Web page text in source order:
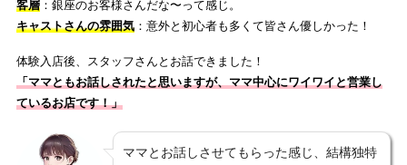
客層：銀座のお客様さんだな〜って感じ。
キャストさんの雰囲気：意外と初心者も多くて皆さん優しかった！
体験入店後、スタッフさんとお話できました！
「ママともお話しされたと思いますが、ママ中心にワイワイと営業し
ているお店です！」
ママとお話しさせてもらった感じ、結構独特